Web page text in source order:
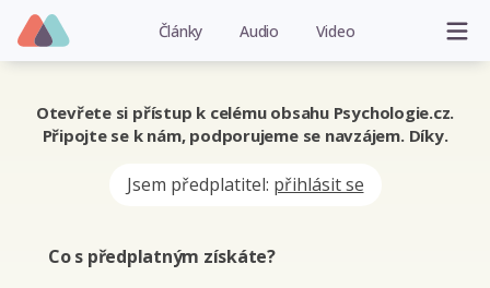
Články Audio Video
Otevřete si přístup k celému obsahu Psychologie.cz.
Připojte se k nám, podporujeme se navzájem. Díky.
Jsem předplatitel: přihlásit se
Co s předplatným získáte?